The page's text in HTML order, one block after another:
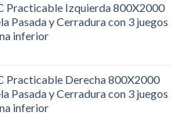
Practicable Izquierda 800X2000
Pasada y Cerradura con 3 juegos
inferior
Practicable Derecha 800X2000
Pasada y Cerradura con 3 juegos
inferior